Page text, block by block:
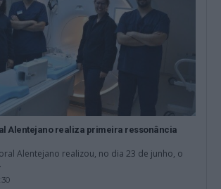
Alentejano realiza primeira ressonância
Alentejano realizou, no dia 23 de junho, o